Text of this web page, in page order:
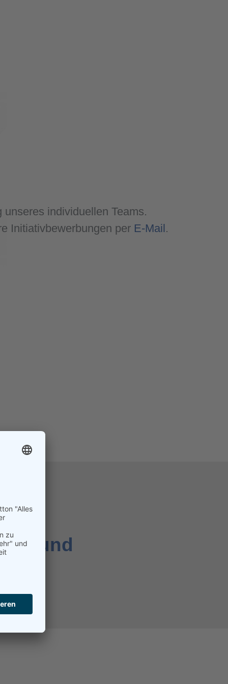
individuellen Teams.
Initiativbewerbungen per E-Mail.
und